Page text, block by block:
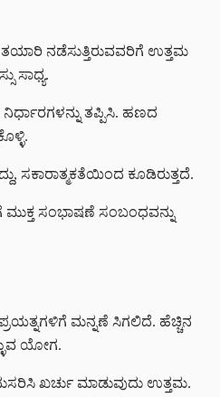
ತಯಾರಿ ನಡೆಸುತ್ತಿರುವವರಿಗೆ ಉತ್ತಮ
ಸಾಧ್ಯ.
ತಪ್ಪಿಸಿ. ಹಣದ
ಸಕಾರಾತ್ಮಕತೆಯಿಂದ ಕೂಡಿರುತ್ತದೆ.
ಸಂಭಾಷಣೆ ಸಂಬಂಧವನ್ನು
ಮನ್ನಣೆ ಸಿಗಲಿದೆ. ಹೆಚ್ಚಿನ
ಯೋಗ.
ಖರ್ಚು ಮಾಡುವುದು ಉತ್ತಮ.